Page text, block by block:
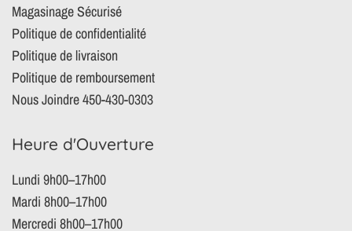
Magasinage Sécurisé
Politique de confidentialité
Politique de livraison
Politique de remboursement
Nous Joindre 450-430-0303
Heure d'Ouverture
Lundi 9h00–17h00
Mardi 8h00–17h00
Mercredi 8h00–17h00